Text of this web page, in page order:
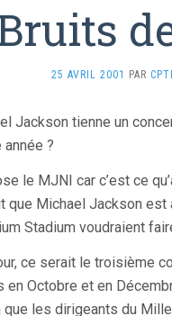
25 AVRIL 2001 PAR
Jackson tienne un
?
le MJNI car c’est ce
que Michael Jackson
Stadium voudraient
ce serait le troisième
en Octobre et en
que les dirigeants du